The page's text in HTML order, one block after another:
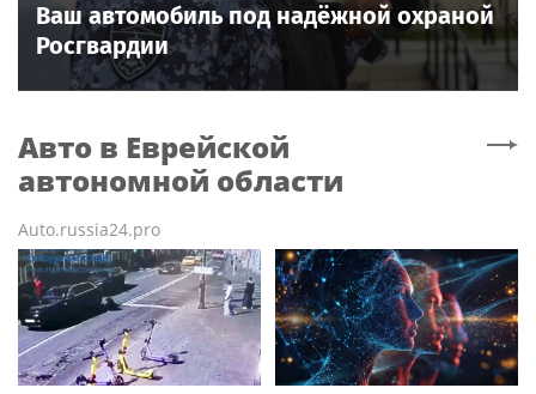
Ваш автомобиль под надёжной охраной
Росгвардии
Авто в Еврейской
автономной области
Auto.russia24.pro